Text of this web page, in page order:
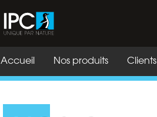
Accueil Nos produits Clients